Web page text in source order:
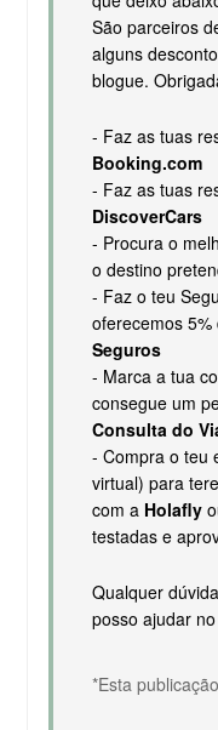
São parceiros
alguns
blogue.
- Faz as tuas
Booking.com
- Faz as tuas
DiscoverCars
- Procura o
o destino
- Faz o teu
oferecemos
Seguros
- Marca a tua
consegue um
Consulta do
- Compra o teu
virtual) para
com a Holafly
testadas e
Qualquer
posso ajudar
*Esta